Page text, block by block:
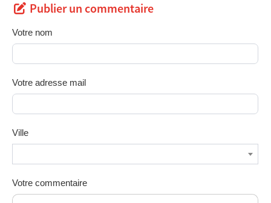
Publier un commentaire
Votre nom
Votre adresse mail
Ville
Votre commentaire